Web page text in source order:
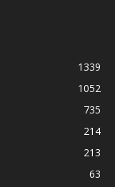
1339
1052
735
214
213
63